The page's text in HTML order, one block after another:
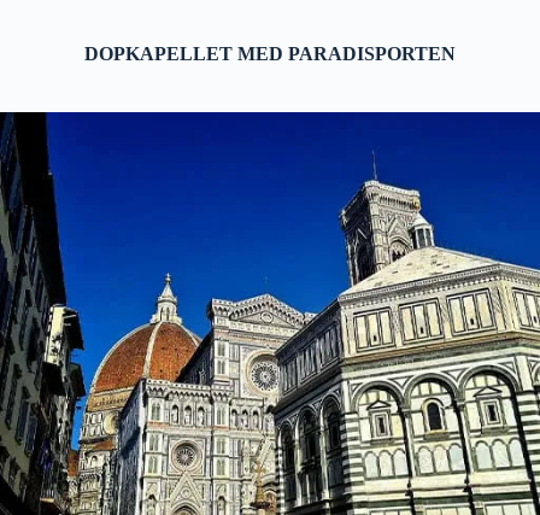
DOPKAPELLET MED PARADISPORTEN